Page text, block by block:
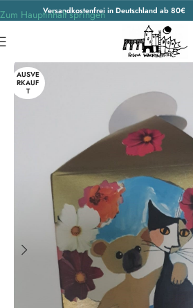
Versandkostenfrei in Deutschland ab 80€
Zum Hauptinhalt springen
Accessoires
AUSVE
RKAUF
T